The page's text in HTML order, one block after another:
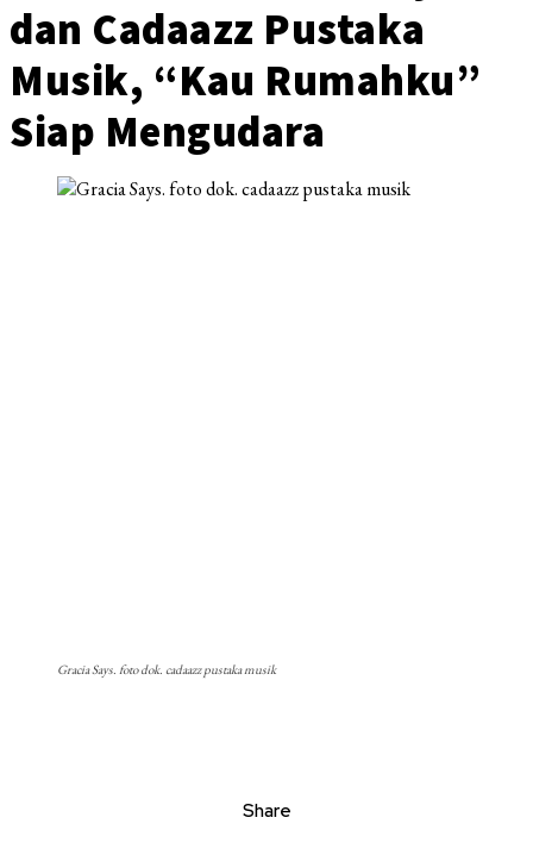
dan Cadaazz Pustaka
Musik, “Kau Rumahku”
Siap Mengudara
Gracia Says. foto dok. cadaazz pustaka musik
Share